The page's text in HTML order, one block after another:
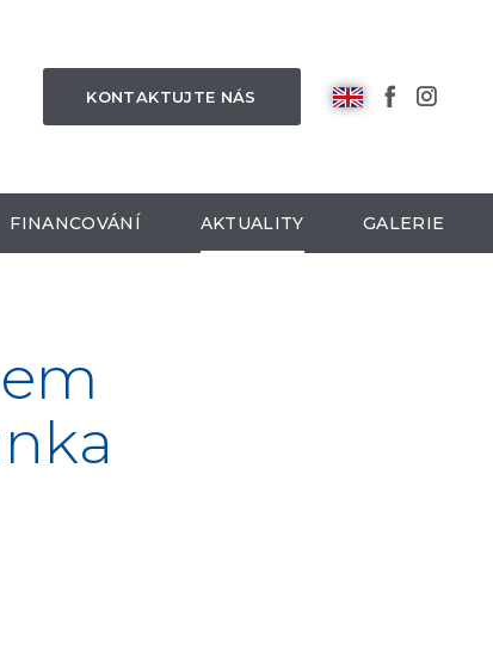
KONTAKTUJTE NÁS
FINANCOVÁNÍ AKTUALITY GALERIE